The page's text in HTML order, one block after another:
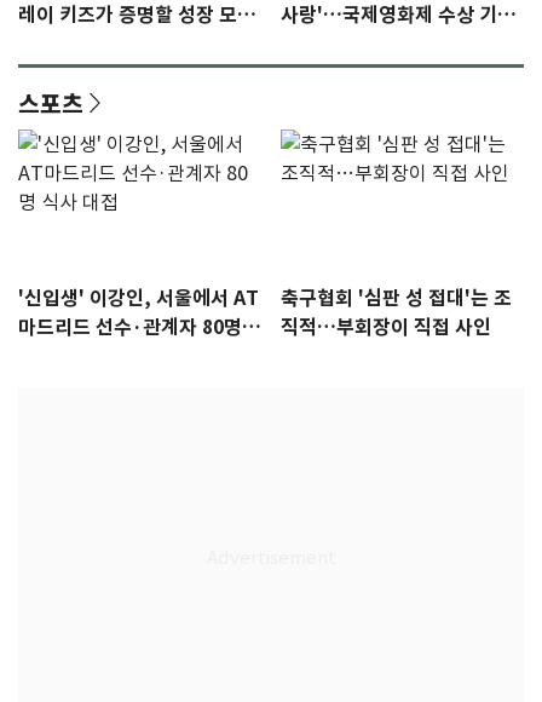
레이 키즈가 증명할 성장 모멘
사랑'…국제영화제 수상 기대
스포츠
'신입생' 이강인, 서울에서 AT
마드리드 선수·관계자 80명
축구협회 '심판 성 접대'는 조
직적…부회장이 직접 사인